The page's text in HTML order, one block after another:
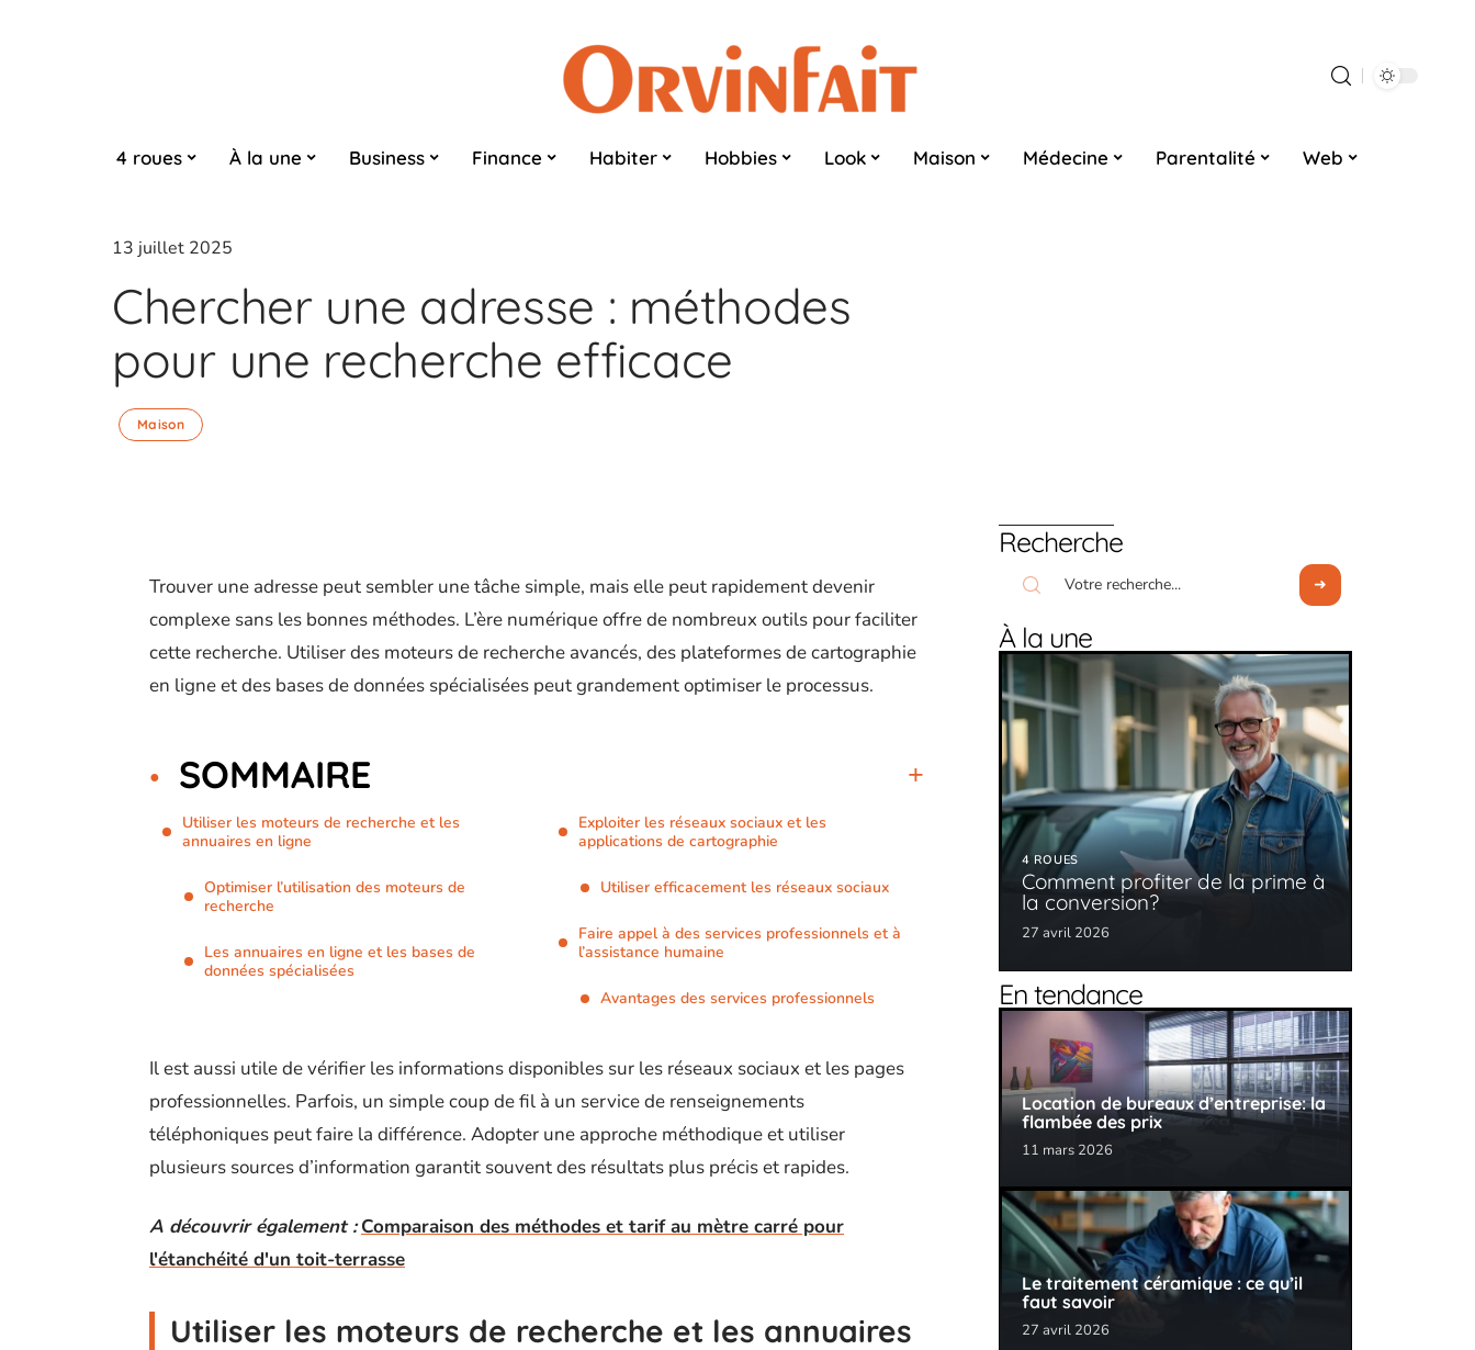
4 roues À la une Business Finance Habiter Hobbies Look Maison Médecine Parentalité Web
13 juillet 2025
Chercher une adresse : méthodes
pour une recherche efficace
Maison
Trouver une adresse peut sembler une tâche simple, mais elle peut rapidement devenir
complexe sans les bonnes méthodes. L’ère numérique offre de nombreux outils pour faciliter
cette recherche. Utiliser des moteurs de recherche avancés, des plateformes de cartographie
en ligne et des bases de données spécialisées peut grandement optimiser le processus.
SOMMAIRE
Utiliser les moteurs de recherche et les
annuaires en ligne
Optimiser l’utilisation des moteurs de
recherche
Les annuaires en ligne et les bases de
données spécialisées
Exploiter les réseaux sociaux et les
applications de cartographie
Utiliser efficacement les réseaux sociaux
Faire appel à des services professionnels et à
l’assistance humaine
Avantages des services professionnels
Il est aussi utile de vérifier les informations disponibles sur les réseaux sociaux et les pages
professionnelles. Parfois, un simple coup de fil à un service de renseignements
téléphoniques peut faire la différence. Adopter une approche méthodique et utiliser
plusieurs sources d’information garantit souvent des résultats plus précis et rapides.
A découvrir également : Comparaison des méthodes et tarif au mètre carré pour
l'étanchéité d'un toit-terrasse
Utiliser les moteurs de recherche et les annuaires
Recherche
À la une
4 ROUES
Comment profiter de la prime à
la conversion?
27 avril 2026
En tendance
Location de bureaux d’entreprise: la
flambée des prix
11 mars 2026
Le traitement céramique : ce qu’il
faut savoir
27 avril 2026